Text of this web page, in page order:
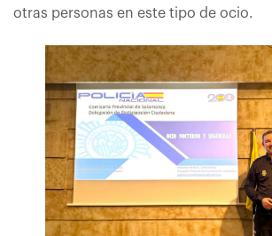
otras personas en este tipo de ocio.